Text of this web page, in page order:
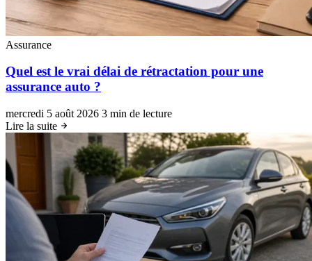
Assurance
Quel est le vrai délai de rétractation pour une
assurance auto ?
mercredi 5 août 2026 3 min de lecture
Lire la suite